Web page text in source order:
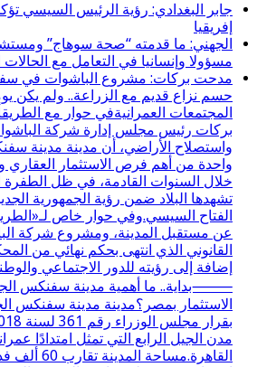
جابر البغدادي: رؤية الرئيس السيسي
إفريقيا
الجهني: ما قدمته “صحة سوهاج”
مسؤولا وإنسانيا في التعامل مع
مدحت بركات: مشروع الباشوات في
حسم نزاع قديم مع الزراعة.. ولم يكن
المجتمعات العمرانيةفي حوار مع
بركات رئيس مجلس إدارة شركة الباشوات
واستصلاح الأراضي، أن مدينة مدينة
واحدة من أهم فرص الاستثمار
خلال السنوات القادمة، في ظل الطفرة
تشهدها البلاد ضمن رؤية الجمهورية
الفتاح السيسي.وفي حوار خاص
عن مستقبل المدينة، ومشروع شركة
القانوني الذي انتهى بحكم نهائي من
إضافة إلى رؤيته للدور الاجتماعي
⸻بداية.. ما أهمية مدينة سفنكس
الاستثمار بمصر؟مدينة مدينة سفنكس
مدن الجيل الرابع التي تمثل امتدادًا